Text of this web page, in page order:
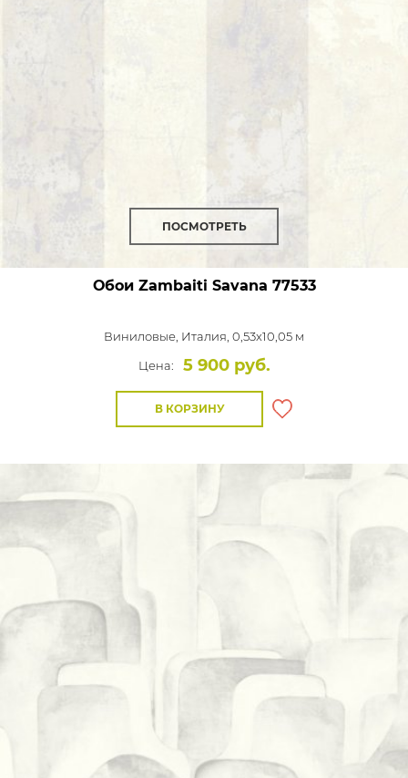
ПОСМОТРЕТЬ
Обои Zambaiti Savana 77533
Виниловые, Италия, 0,53x10,05 м
Цена:
5 900 руб.
В КОРЗИНУ